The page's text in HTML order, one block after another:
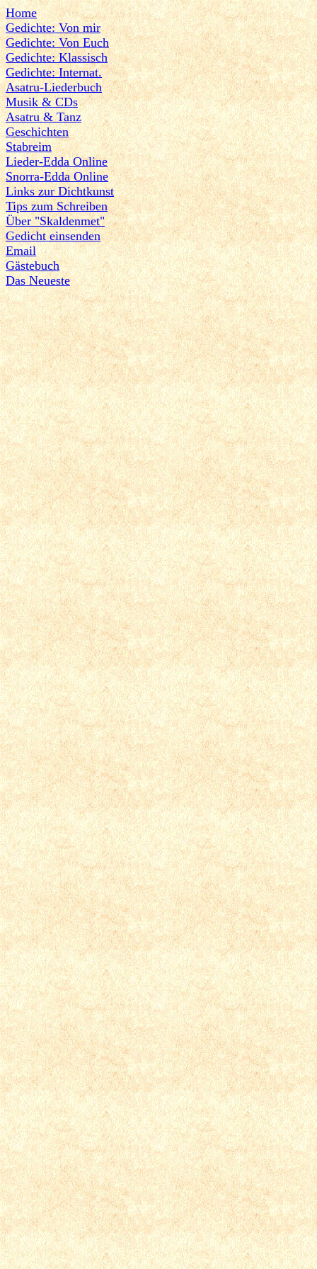
Home
Gedichte: Von mir
Gedichte: Von Euch
Gedichte: Klassisch
Gedichte: Internat.
Asatru-Liederbuch
Musik & CDs
Asatru & Tanz
Geschichten
Stabreim
Lieder-Edda Online
Snorra-Edda Online
Links zur Dichtkunst
Tips zum Schreiben
Über "Skaldenmet"
Gedicht einsenden
Email
Gästebuch
Das Neueste